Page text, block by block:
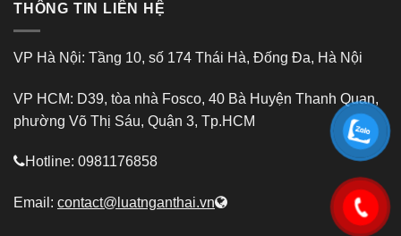
THÔNG TIN LIÊN HỆ
VP Hà Nội: Tầng 10, số 174 Thái Hà, Đống Đa, Hà Nội
VP HCM: D39, tòa nhà Fosco, 40 Bà Huyện Thanh Quan,
phường Võ Thị Sáu, Quận 3, Tp.HCM
Hotline: 0981176858
Email: contact@luatnganthai.vn